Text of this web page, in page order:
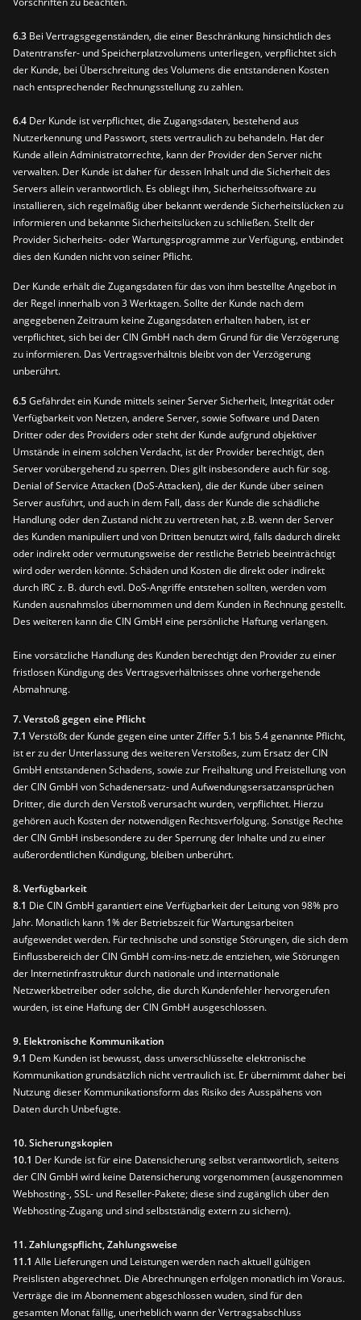
6.3 Bei Vertragsgegenständen, die einer Beschränkung hinsichtlich des
Datentransfer- und Speicherplatzvolumens unterliegen, verpflichtet sich
der Kunde, bei Überschreitung des Volumens die entstandenen Kosten
nach entsprechender Rechnungsstellung zu zahlen.
6.4 Der Kunde ist verpflichtet, die Zugangsdaten, bestehend aus
Nutzerkennung und Passwort, stets vertraulich zu behandeln. Hat der
Kunde allein Administratorrechte, kann der Provider den Server nicht
verwalten. Der Kunde ist daher für dessen Inhalt und die Sicherheit des
Servers allein verantwortlich. Es obliegt ihm, Sicherheitssoftware zu
installieren, sich regelmäßig über bekannt werdende Sicherheitslücken zu
informieren und bekannte Sicherheitslücken zu schließen. Stellt der
Provider Sicherheits- oder Wartungsprogramme zur Verfügung, entbindet
dies den Kunden nicht von seiner Pflicht.
Der Kunde erhält die Zugangsdaten für das von ihm bestellte Angebot in
der Regel innerhalb von 3 Werktagen. Sollte der Kunde nach dem
angegebenen Zeitraum keine Zugangsdaten erhalten haben, ist er
verpflichtet, sich bei der CIN GmbH nach dem Grund für die Verzögerung
zu informieren. Das Vertragsverhältnis bleibt von der Verzögerung
unberührt.
6.5Gefährdet ein Kunde mittels seiner Server Sicherheit, Integrität oder
Verfügbarkeit von Netzen, andere Server, sowie Software und Daten
Dritter oder des Providers oder steht der Kunde aufgrund objektiver
Umstände in einem solchen Verdacht, ist der Provider berechtigt, den
Server vorübergehend zu sperren. Dies gilt insbesondere auch für sog.
Denial of Service Attacken (DoS-Attacken), die der Kunde über seinen
Server ausführt, und auch in dem Fall, dass der Kunde die schädliche
Handlung oder den Zustand nicht zu vertreten hat, z.B. wenn der Server
des Kunden manipuliert und von Dritten benutzt wird, falls dadurch direkt
oder indirekt oder vermutungsweise der restliche Betrieb beeinträchtigt
wird oder werden könnte. Schäden und Kosten die direkt oder indirekt
durch IRC z. B. durch evtl. DoS-Angriffe entstehen sollten, werden vom
Kunden ausnahmslos übernommen und dem Kunden in Rechnung gestellt.
Des weiteren kann die CIN GmbH eine persönliche Haftung verlangen.
Eine vorsätzliche Handlung des Kunden berechtigt den Provider zu einer
fristlosen Kündigung des Vertragsverhältnisses ohne vorhergehende
Abmahnung.
7. Verstoß gegen eine Pflicht
7.1 Verstößt der Kunde gegen eine unter Ziffer 5.1 bis 5.4 genannte Pflicht,
ist er zu der Unterlassung des weiteren Verstoßes, zum Ersatz der CIN
GmbH entstandenen Schadens, sowie zur Freihaltung und Freistellung von
der CIN GmbH von Schadenersatz- und Aufwendungsersatzansprüchen
Dritter, die durch den Verstoß verursacht wurden, verpflichtet. Hierzu
gehören auch Kosten der notwendigen Rechtsverfolgung. Sonstige Rechte
der CIN GmbH insbesondere zu der Sperrung der Inhalte und zu einer
außerordentlichen Kündigung, bleiben unberührt.
8. Verfügbarkeit
8.1 Die CIN GmbH garantiert eine Verfügbarkeit der Leitung von 98% pro
Jahr. Monatlich kann 1% der Betriebszeit für Wartungsarbeiten
aufgewendet werden. Für technische und sonstige Störungen, die sich dem
Einflussbereich der CIN GmbH com-ins-netz.de entziehen, wie Störungen
der Internetinfrastruktur durch nationale und internationale
Netzwerkbetreiber oder solche, die durch Kundenfehler hervorgerufen
wurden, ist eine Haftung der CIN GmbH ausgeschlossen.
9. Elektronische Kommunikation
9.1 Dem Kunden ist bewusst, dass unverschlüsselte elektronische
Kommunikation grundsätzlich nicht vertraulich ist. Er übernimmt daher bei
Nutzung dieser Kommunikationsform das Risiko des Ausspähens von
Daten durch Unbefugte.
10. Sicherungskopien
10.1 Der Kunde ist für eine Datensicherung selbst verantwortlich, seitens
der CIN GmbH wird keine Datensicherung vorgenommen (ausgenommen
Webhosting-, SSL- und Reseller-Pakete; diese sind zugänglich über den
Webhosting-Zugang und sind selbstständig extern zu sichern).
11. Zahlungspflicht, Zahlungsweise
11.1 Alle Lieferungen und Leistungen werden nach aktuell gültigen
Preislisten abgerechnet. Die Abrechnungen erfolgen monatlich im Voraus.
Verträge die im Abonnement abgeschlossen wuden, sind für den
gesamten Monat fällig, unerheblich wann der Vertragsabschluss